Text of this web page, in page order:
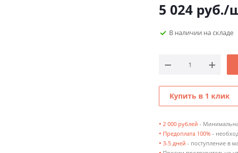
5 024 руб./
В наличии на складе
Купить в 1 клик
• 2 000 рублей -
• Предоплата 100% -
• 3-5 дней - поступление в